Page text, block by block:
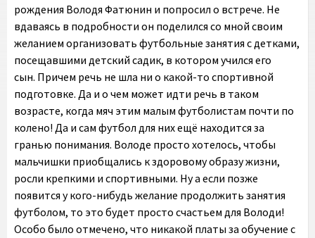
рождения Володя Фатюнин и попросил о встрече. Не
вдаваясь в подробности он поделился со мной своим
желанием организовать футбольные занятия с детками,
посещавшими детский садик, в котором учился его
сын. Причем речь не шла ни о какой-то спортивной
подготовке. Да и о чем может идти речь в таком
возрасте, когда мяч этим малым футболистам почти по
колено! Да и сам футбол для них ещё находится за
гранью понимания. Володе просто хотелось, чтобы
мальчишки приобщались к здоровому образу жизни,
росли крепкими и спортивными. Ну а если позже
появится у кого-нибудь желание продолжить занятия
футболом, то это будет просто счастьем для Володи!
Особо было отмечено, что никакой платы за обучение с